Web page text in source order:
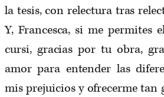
la tesis, con relectura tras
Y, Francesca, si me permites
cursi, gracias por tu obra,
amor para entender las
mis prejuicios y ofrecerme tan